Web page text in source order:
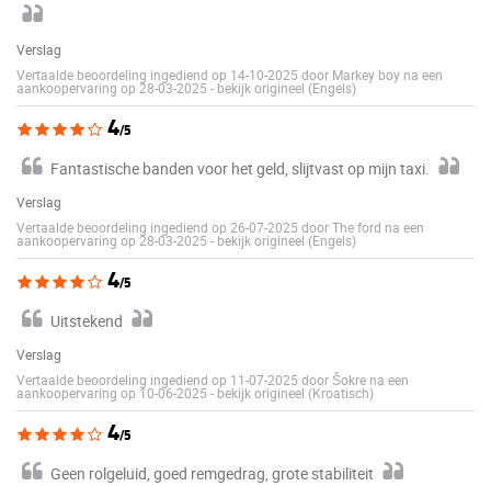
Verslag
Vertaalde beoordeling ingediend op 14-10-2025 door Markey boy na een
aankoopervaring op 28-03-2025 - bekijk origineel (Engels)
4/5
Fantastische banden voor het geld, slijtvast op mijn taxi.
Verslag
Vertaalde beoordeling ingediend op 26-07-2025 door The ford na een
aankoopervaring op 28-03-2025 - bekijk origineel (Engels)
4/5
Uitstekend
Verslag
Vertaalde beoordeling ingediend op 11-07-2025 door Šokre na een
aankoopervaring op 10-06-2025 - bekijk origineel (Kroatisch)
4/5
Geen rolgeluid, goed remgedrag, grote stabiliteit